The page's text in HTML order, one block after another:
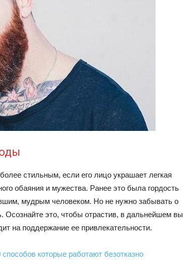
стильным, если его лицо украшает легкая
обаяния и мужества. Ранее это была гордость
мудрым человеком. Но не нужно забывать о
Осознайте это, чтобы отрастив, в дальнейшем вы
на поддержание ее привлекательности.
которые работают безотказно